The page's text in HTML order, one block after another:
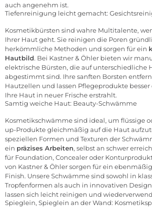
auch angenehm ist.
Tiefenreinigung leicht gemacht:
Kosmetikbürsten sind wahre Multitalente,
Ihrer Haut geht. Sie reinigen die Poren
herkömmliche Methoden und sorgen für ein
Hautbild. Bei Kastner & Öhler bieten wir
elektrische Bürsten, die auf unterschiedliche
abgestimmt sind. Ihre sanften Borsten
Hautzellen und lassen Pflegeprodukte besser
Ihre Haut in neuer Frische erstrahlt.
Samtig weiche Haut: Beauty-Schwämme
Kosmetikschwämmesind ideal, um flüssige
up-Produkte gleichmäßig auf die Haut
speziellen Formen und Texturen der
ein präzises Arbeiten, selbst an schwer
für Foundation, Concealer oder
von Kastner & Öhler sorgen für ein
Finish. Unsere Schwämme sind sowohl in
Tropfenformen als auch in innovativen
lassen sich leicht reinigen und
Spieglein, Spieglein an der Wand: